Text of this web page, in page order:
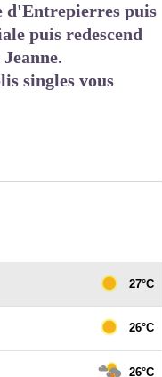
d'Entrepierres puis
puis redescend
singles vous